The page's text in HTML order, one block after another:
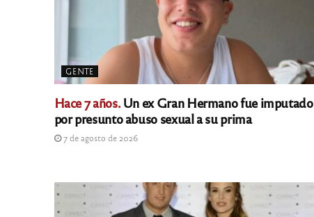
GENTE
Hace 7 años.Un ex Gran Hermano fue imputado
por presunto abuso sexual a su prima
7 de agosto de 2026